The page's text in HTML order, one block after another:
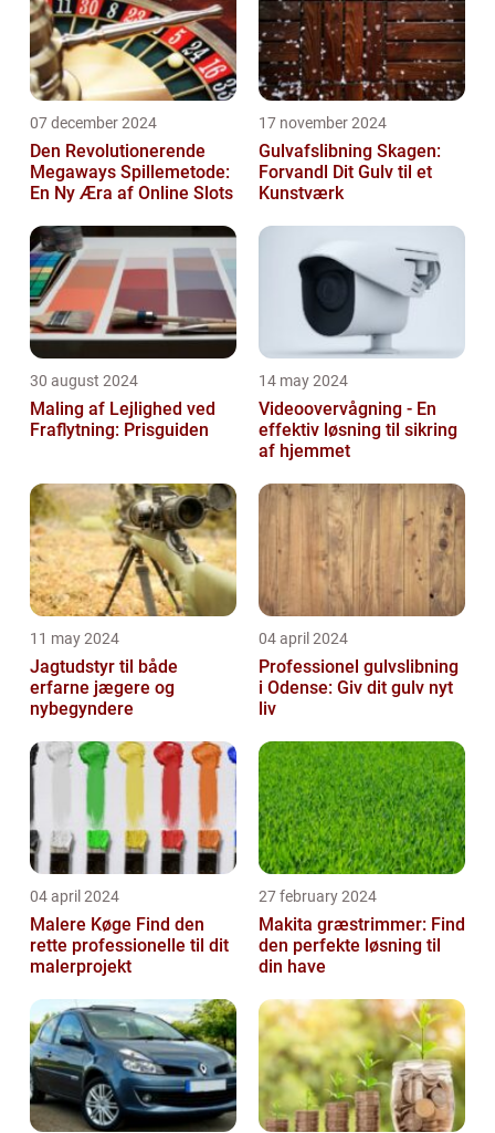
07 december 2024
Den Revolutionerende
Megaways Spillemetode:
En Ny Æra af Online Slots
17 november 2024
Gulvafslibning Skagen:
Forvandl Dit Gulv til et
Kunstværk
30 august 2024
Maling af Lejlighed ved
Fraflytning: Prisguiden
14 may 2024
Videoovervågning - En
effektiv løsning til sikring
af hjemmet
11 may 2024
Jagtudstyr til både
erfarne jægere og
nybegyndere
04 april 2024
Professionel gulvslibning
i Odense: Giv dit gulv nyt
liv
04 april 2024
Malere Køge Find den
rette professionelle til dit
malerprojekt
27 february 2024
Makita græstrimmer: Find
den perfekte løsning til
din have